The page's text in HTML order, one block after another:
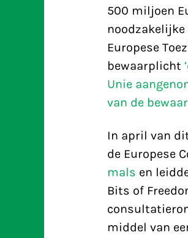
500 miljoen
Europese
bewaarplicht
Unie
van de
In april van
de Europese
mals en
Bits of
middel van